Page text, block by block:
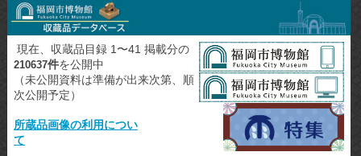
現在、収蔵品目録 1〜41 掲載分の
210637件を公開中
（未公開資料は準備が出来次第、順
次公開予定）
所蔵品画像の利用につい
て